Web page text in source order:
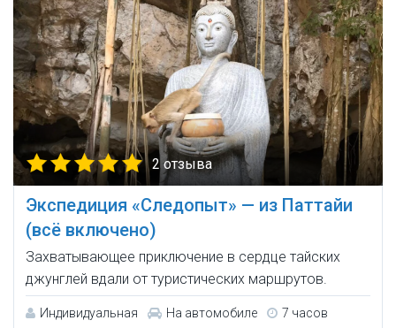
2 отзыва
Экспедиция «Следопыт» — из Паттайи
(всё включено)
Захватывающее приключение в сердце тайских
джунглей вдали от туристических маршрутов.
Индивидуальная На автомобиле 7 часов